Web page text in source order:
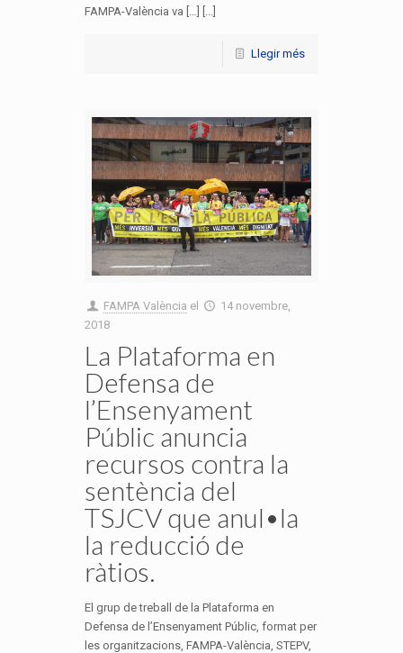
FAMPA-València va […] [...]
Llegir més
FAMPA València el
14 novembre,
2018
La Plataforma en
Defensa de
l’Ensenyament
Públic anuncia
recursos contra la
sentència del
TSJCV que anul•la
la reducció de
ràtios.
El grup de treball de la Plataforma en
Defensa de l’Ensenyament Públic, format per
les organitzacions, FAMPA-València, STEPV,